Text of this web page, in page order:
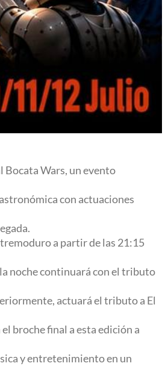
Bocata Wars, un evento
con actuaciones
a partir de las 21:15
noche continuará con el tributo
actuará el tributo a El
broche final a esta edición a
y entretenimiento en un